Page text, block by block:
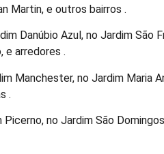
Martin, e outros bairros .
Danúbio Azul, no Jardim São
e arredores .
Manchester, no Jardim Maria
.
no Jardim São